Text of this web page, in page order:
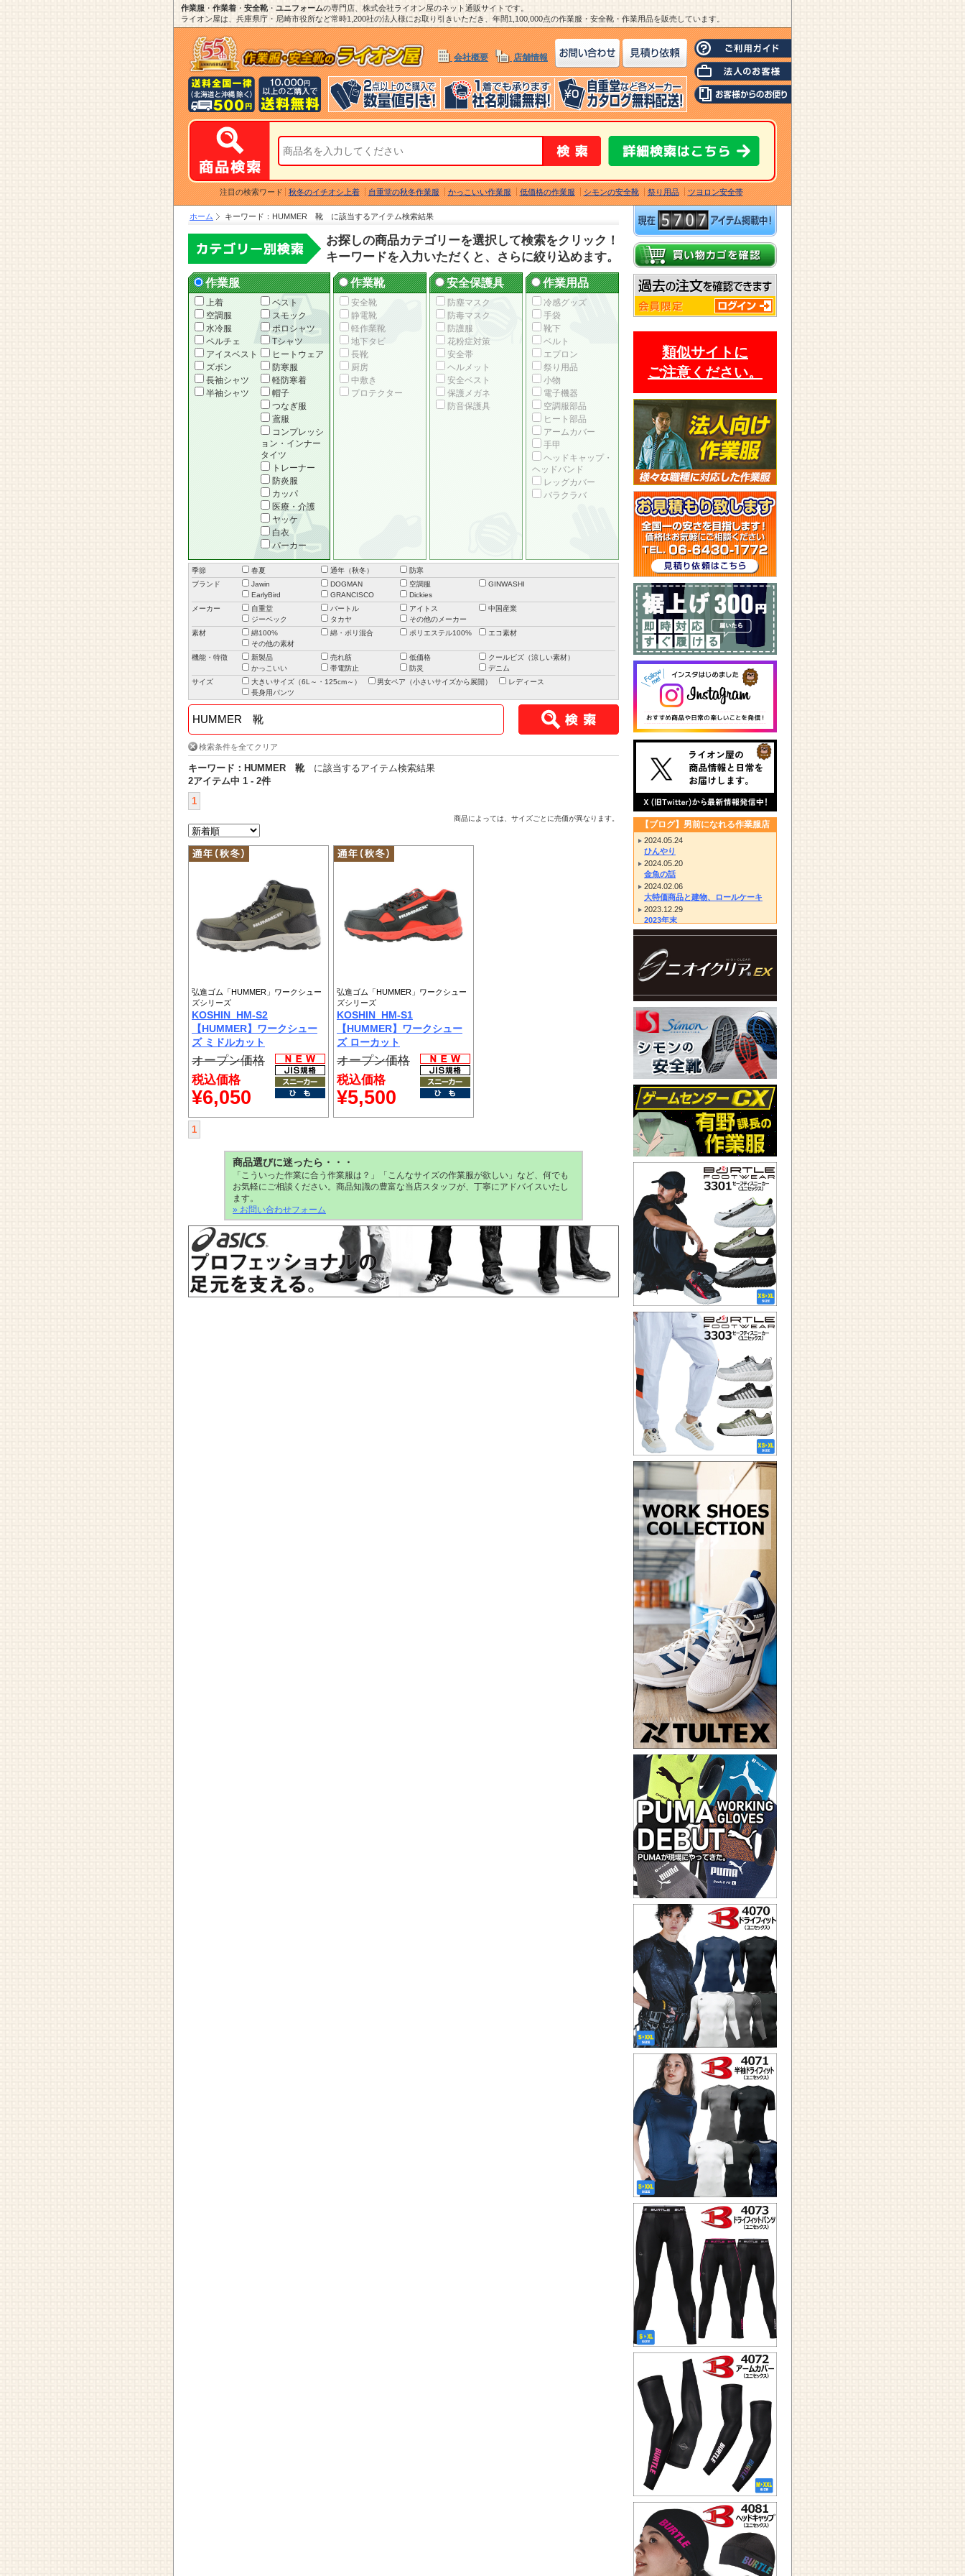
作業服 ・ 作業着 ・ 安全靴・ ユニフォームの専門店、株式会社ライオン屋のネット通販サイトです。
ライオン屋は、兵庫県庁・尼崎市役所など常時1,200社の法人様にお取り引きいただき、年間1,100,000点の作業服・安全靴・作業用品を販売しています。
会社概要 店舗情報
注目の検索ワード 秋冬のイチオシ上着 自重堂の秋冬作業服 かっこいい作業服 低価格の作業服 シモンの安全靴 祭り用品 ツヨロン安全帯
ホーム キーワード：HUMMER 靴 に該当するアイテム検索結果
お探しの商品カテゴリーを選択して検索をクリック！
キーワードを入力いただくと、さらに絞り込めます。
作業服
上着
空調服
水冷服
ペルチェ
アイスベスト
ズボン
長袖シャツ
半袖シャツ
ベスト
スモック
ポロシャツ
Tシャツ
ヒートウェア
防寒服
軽防寒着
帽子
つなぎ服
鳶服
コンプレッシ
ョン・インナー
タイツ
トレーナー
防炎服
カッパ
医療・介護
ヤッケ
白衣
パーカー
作業靴
安全靴
静電靴
軽作業靴
地下タビ
長靴
厨房
中敷き
プロテクター
安全保護具
防塵マスク
防毒マスク
防護服
花粉症対策
安全帯
ヘルメット
安全ベスト
保護メガネ
防音保護具
作業用品
冷感グッズ
手袋
靴下
ベルト
エプロン
祭り用品
小物
電子機器
空調服部品
ヒート部品
アームカバー
手甲
ヘッドキャップ・
ヘッドバンド
レッグカバー
バラクラバ
季節 春夏 通年（秋冬）
防寒
ブランド
Jawin DOGMAN 空調服
GINWASHI
EarlyBird
GRANCISCO
Dickies
メーカー
自重堂 バートル アイトス
中国産業
ジーベック
タカヤ
その他のメーカー
素材
綿100% 綿・ポリ混合 ポリエステル100%
エコ素材
その他の素材
機能・特徴
新製品 売れ筋 低価格
クールビズ（涼しい素材）
かっこいい
帯電防止 防災
デニム
サイズ
大きいサイズ（6L～・125cm～） 男女ペア（小さいサイズから展開）
レディース
長身用パンツ
検索条件を全てクリア
キーワード：HUMMER 靴に該当するアイテム検索結果
2アイテム中 1 - 2件
1
商品によっては、サイズごとに売価が異なります。
弘進ゴム「HUMMER」ワークシュー
ズシリーズ
KOSHIN_HM-S2
【HUMMER】ワークシュー
ズ ミドルカット
オープン価格
税込価格
¥6,050
弘進ゴム「HUMMER」ワークシュー
ズシリーズ
KOSHIN_HM-S1
【HUMMER】ワークシュー
ズ ローカット
オープン価格
税込価格
¥5,500
1
商品選びに迷ったら・・・
「こういった作業に合う作業服は？」「こんなサイズの作業服が欲しい」など、何でも
お気軽にご相談ください。商品知識の豊富な当店スタッフが、丁寧にアドバイスいたし
ます。
» お問い合わせフォーム
類似サイトに
ご注意ください。
【ブログ】男前になれる作業服店
2024.05.24
ひんやり
2024.05.20
金魚の話
2024.02.06
大特価商品と建物、ロールケーキ
2023.12.29
2023年末
2023.12.14